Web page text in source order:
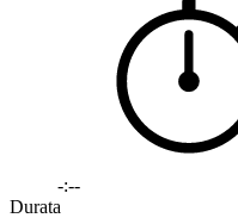
-:--
Durata